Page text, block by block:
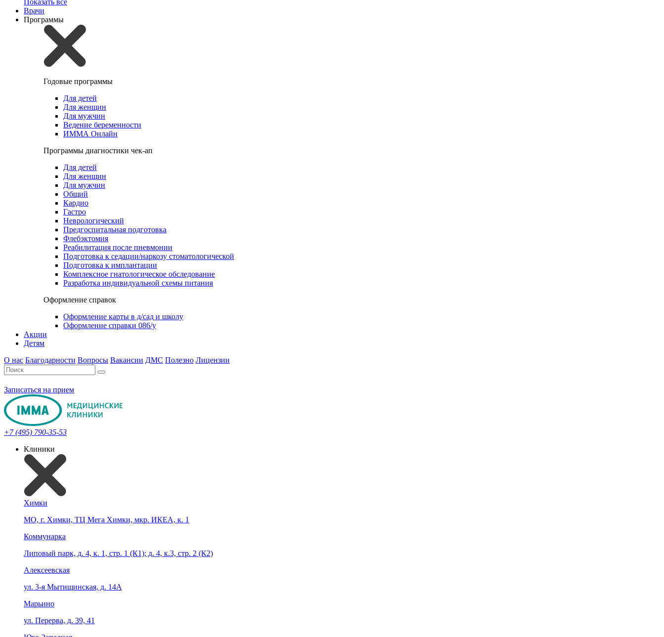
Показать все
Врачи
Программы
Годовые программы
Для детей
Для женщин
Для мужчин
Ведение беременности
ИММА Онлайн
Программы диагностики чек-ап
Для детей
Для женщин
Для мужчин
Общий
Кардио
Гастро
Неврологический
Предгоспитальная подготовка
Флебэктомия
Реабилитация после пневмонии
Подготовка к седации/наркозу стоматологической
Подготовка к имплантации
Комплексное гнатологическое обследование
Разработка индивидуальной схемы питания
Оформление справок
Оформление карты в д/сад и школу
Оформление справки 086/у
Акции
Детям
О нас Благодарности Вопросы Вакансии ДМС Полезно Лицензии
Записаться на прием
+7 (495) 790-35-53
Клиники
Химки
МО, г. Химки, ТЦ Мега Химки, мкр. ИКЕА, к. 1
Коммунарка
Липовый парк, д. 4, к. 1, стр. 1 (К1); д. 4, к.3, стр. 2 (К2)
Алексеевская
ул. 3-я Мытищинская, д. 14А
Марьино
ул. Перерва, д. 39, 41